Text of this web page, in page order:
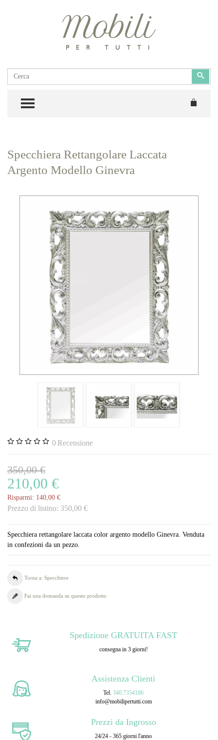
Cerca
TOGGLE MENU
Specchiera Rettangolare Laccata
Argento Modello Ginevra
0 Recensione
350,00 €
210,00 €
Risparmi: 140,00 €
Prezzo di listino: 350,00 €
Specchiera rettangolare laccata color argento modello Ginevra. Venduta
in confezioni da un pezzo.
Torna a: Specchiere
Fai una domanda su questo prodotto
Spedizione GRATUITA FAST
consegna in 3 giorni!
Assistenza Clienti
Tel. 340.7354186
info@mobilipertutti.com
Prezzi da Ingrosso
24/24 - 365 giorni l'anno